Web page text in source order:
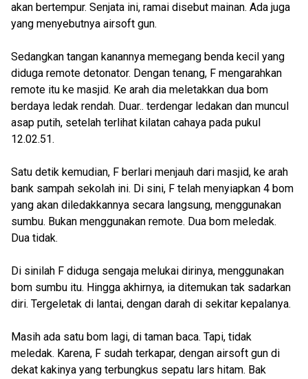
akan bertempur. Senjata ini, ramai disebut mainan. Ada juga
yang menyebutnya airsoft gun.
Sedangkan tangan kanannya memegang benda kecil yang
diduga remote detonator. Dengan tenang, F mengarahkan
remote itu ke masjid. Ke arah dia meletakkan dua bom
berdaya ledak rendah. Duar.. terdengar ledakan dan muncul
asap putih, setelah terlihat kilatan cahaya pada pukul
12.02.51.
Satu detik kemudian, F berlari menjauh dari masjid, ke arah
bank sampah sekolah ini. Di sini, F telah menyiapkan 4 bom
yang akan diledakkannya secara langsung, menggunakan
sumbu. Bukan menggunakan remote. Dua bom meledak.
Dua tidak.
Di sinilah F diduga sengaja melukai dirinya, menggunakan
bom sumbu itu. Hingga akhirnya, ia ditemukan tak sadarkan
diri. Tergeletak di lantai, dengan darah di sekitar kepalanya.
Masih ada satu bom lagi, di taman baca. Tapi, tidak
meledak. Karena, F sudah terkapar, dengan airsoft gun di
dekat kakinya yang terbungkus sepatu lars hitam. Bak